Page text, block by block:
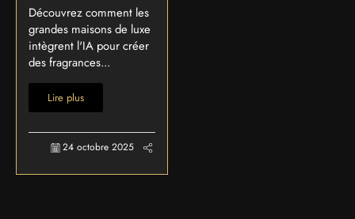
Découvrez comment les
grandes maisons de luxe
intègrent l'IA pour créer
des fragrances...
Lire plus
24 octobre 2025